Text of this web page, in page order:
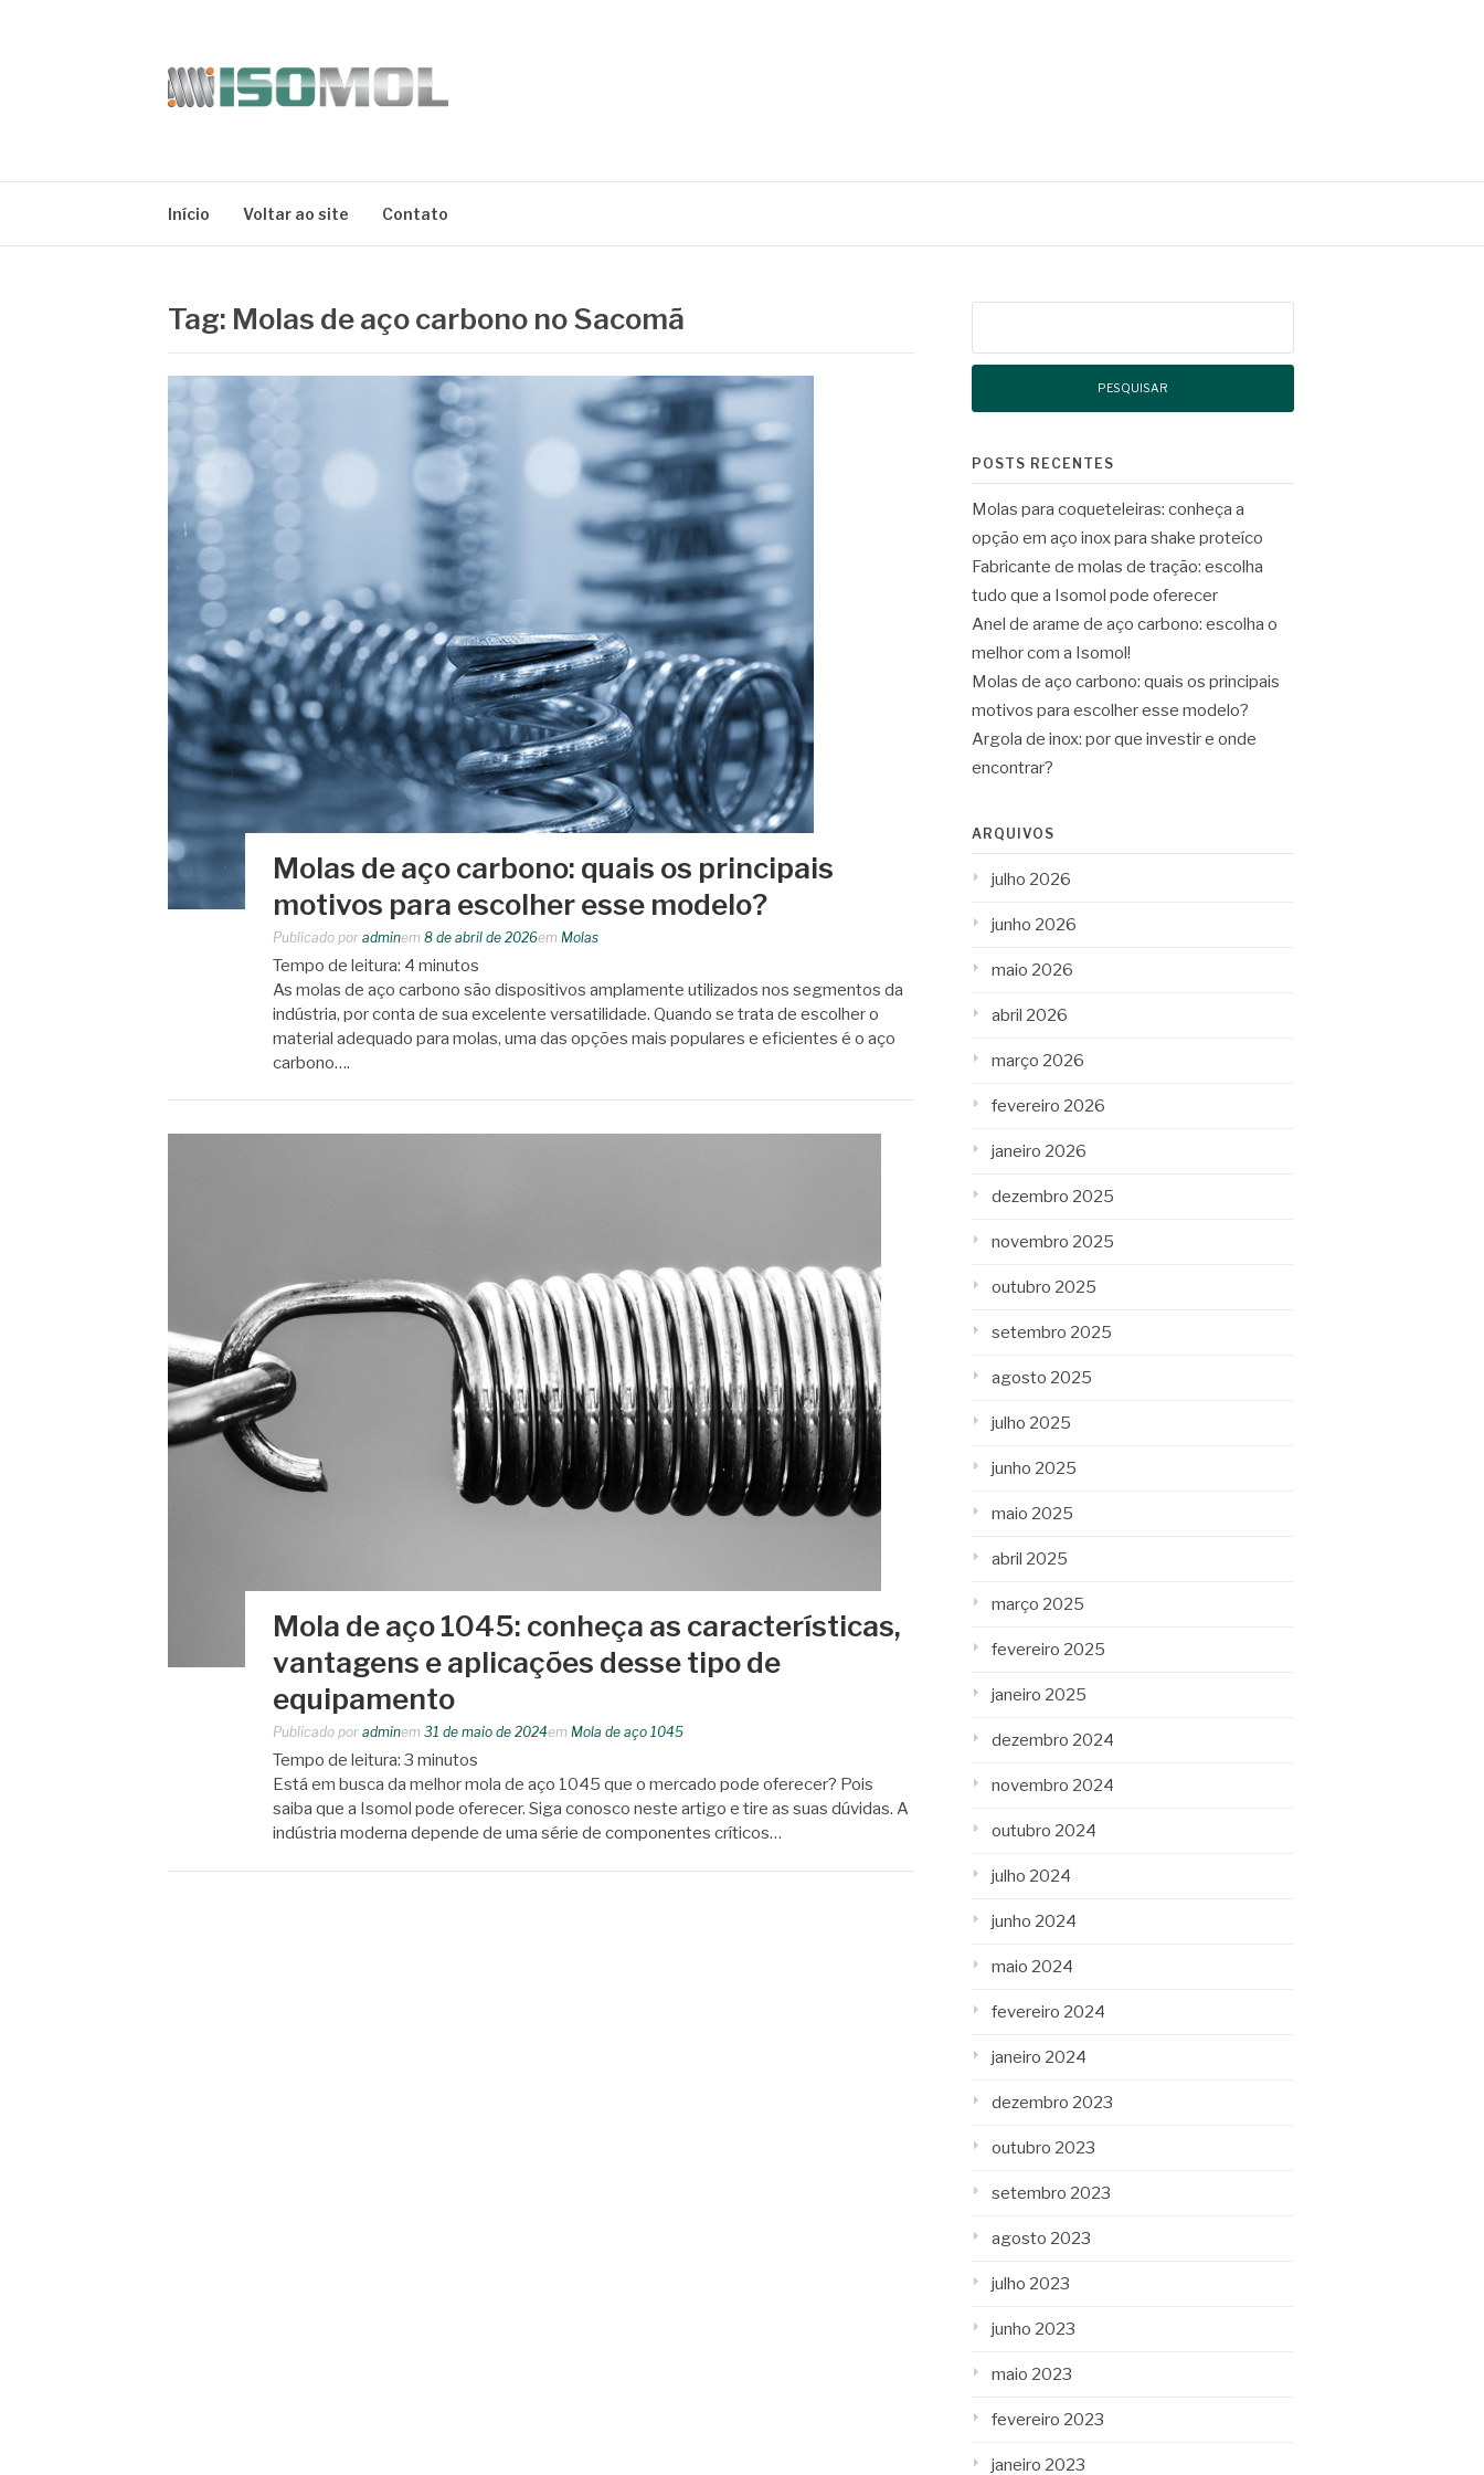
Início Voltar ao site Contato
Tag: Molas de aço carbono no Sacomã
Molas de aço carbono: quais os principais
motivos para escolher esse modelo?
Publicado por adminem 8 de abril de 2026em Molas
Tempo de leitura: 4 minutos
As molas de aço carbono são dispositivos amplamente utilizados nos segmentos da
indústria, por conta de sua excelente versatilidade. Quando se trata de escolher o
material adequado para molas, uma das opções mais populares e eficientes é o aço
carbono….
Mola de aço 1045: conheça as características,
vantagens e aplicações desse tipo de
equipamento
Publicado por adminem 31 de maio de 2024em Mola de aço 1045
Tempo de leitura: 3 minutos
Está em busca da melhor mola de aço 1045 que o mercado pode oferecer? Pois
saiba que a Isomol pode oferecer. Siga conosco neste artigo e tire as suas dúvidas. A
indústria moderna depende de uma série de componentes críticos…
POSTS RECENTES
Molas para coqueteleiras: conheça a
opção em aço inox para shake proteíco
Fabricante de molas de tração: escolha
tudo que a Isomol pode oferecer
Anel de arame de aço carbono: escolha o
melhor com a Isomol!
Molas de aço carbono: quais os principais
motivos para escolher esse modelo?
Argola de inox: por que investir e onde
encontrar?
ARQUIVOS
julho 2026
junho 2026
maio 2026
abril 2026
março 2026
fevereiro 2026
janeiro 2026
dezembro 2025
novembro 2025
outubro 2025
setembro 2025
agosto 2025
julho 2025
junho 2025
maio 2025
abril 2025
março 2025
fevereiro 2025
janeiro 2025
dezembro 2024
novembro 2024
outubro 2024
julho 2024
junho 2024
maio 2024
fevereiro 2024
janeiro 2024
dezembro 2023
outubro 2023
setembro 2023
agosto 2023
julho 2023
junho 2023
maio 2023
fevereiro 2023
janeiro 2023